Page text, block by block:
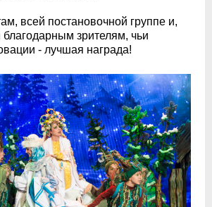
всей постановочной группе и,
зрителям, чьи
- лучшая награда!